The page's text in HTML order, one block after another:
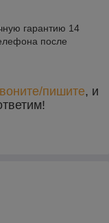
гарантию 14
после
пишите, и